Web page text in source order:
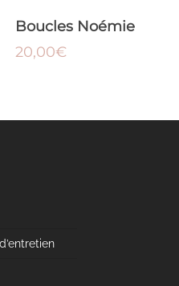
AJOUTER AU PANIER
Boucles Noémie
20,00€